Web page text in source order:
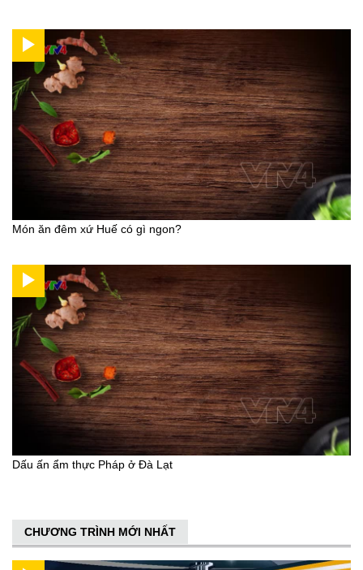
Món ăn đêm xứ Huế có gì ngon?
Dấu ấn ẩm thực Pháp ở Đà Lạt
CHƯƠNG TRÌNH MỚI NHẤT